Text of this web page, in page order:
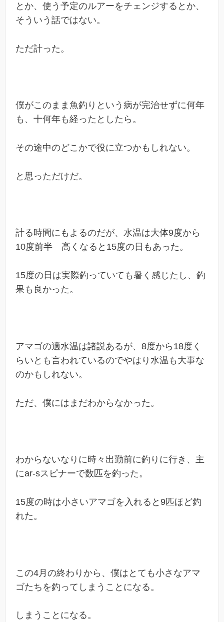
とか、使う予定のルアーをチェンジするとか、
そういう話ではない。
ただ計った。
僕がこのまま魚釣りという病が完治せずに何年
も、十何年も経ったとしたら。
その途中のどこかで役に立つかもしれない。
と思っただけだ。
計る時間にもよるのだが、水温は大体9度から
10度前半 高くなると15度の日もあった。
15度の日は実際釣っていても暑く感じたし、釣
果も良かった。
アマゴの適水温は諸説あるが、8度から18度く
らいとも言われているのでやはり水温も大事な
のかもしれない。
ただ、僕にはまだわからなかった。
わからないなりに時々出勤前に釣りに行き、主
にar-sスピナーで数匹を釣った。
15度の時は小さいアマゴを入れると9匹ほど釣
れた。
この4月の終わりから、僕はとても小さなアマ
ゴたちを釣ってしまうことになる。
しまうことになる。